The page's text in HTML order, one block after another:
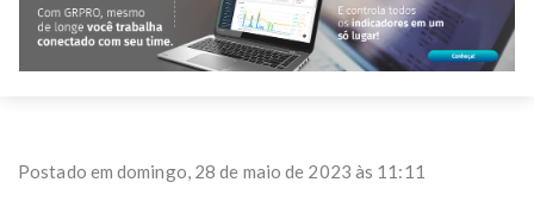
Postado em domingo, 28 de maio de 2023 às 11:11